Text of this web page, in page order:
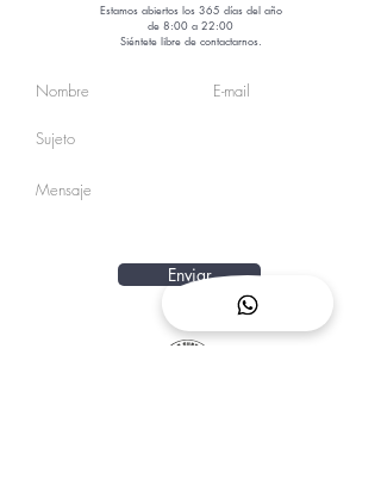
Estamos abiertos los 365 días del año
de 8:00 a 22:00
Siéntete libre de contactarnos.
Enviar